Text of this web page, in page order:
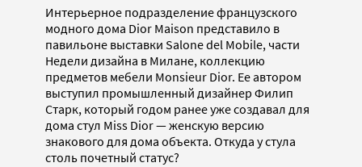
Интерьерное подразделение французского
модного дома Dior Maison представило в
павильоне выставки Salone del Mobile, части
Недели дизайна в Милане, коллекцию
предметов мебели Monsieur Dior. Ее автором
выступил промышленный дизайнер Филип
Старк, который годом ранее уже создавал для
дома стул Miss Dior — женскую версию
знакового для дома объекта. Откуда у стула
столь почетный статус?